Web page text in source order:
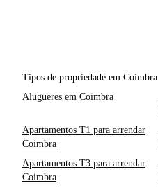
Tipos de propriedade em Coimbra
Alugueres em Coimbra
Apartamentos T1 para arrendar
Coimbra
Apartamentos T3 para arrendar
Coimbra